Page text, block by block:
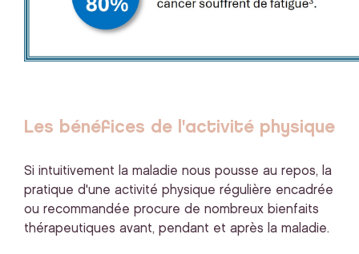
Les bénéfices de l'activité physique
Si intuitivement la maladie nous pousse au repos, la
pratique d'une activité physique régulière encadrée
ou recommandée procure de nombreux bienfaits
thérapeutiques avant, pendant et après la maladie.